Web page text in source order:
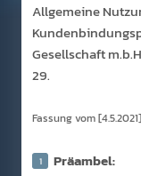
All­gem­eine
Gesell­schaft
29.
Fassung vom [4.5.2021]
Präambel: